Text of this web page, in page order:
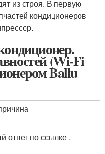
из строя. В первую
кондиционеров
(Wi-Fi
Ballu
ответ по ссылке .